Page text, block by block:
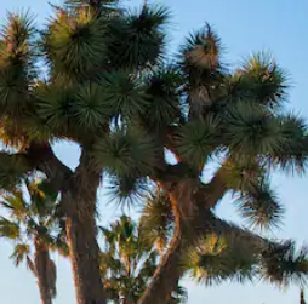
i prema dolje, kao i dodirom ili